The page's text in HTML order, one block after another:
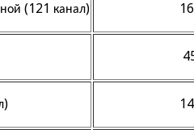
(121 канал)